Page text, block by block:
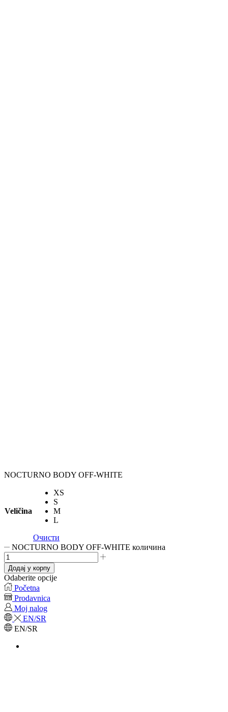
NOCTURNO BODY OFF-WHITE
Veličina
XS
S
M
L
Очисти
NOCTURNO BODY OFF-WHITE количина
Додај у корпу
Odaberite opcije
Početna
Prodavnica
Moj nalog
EN/SR
EN/SR